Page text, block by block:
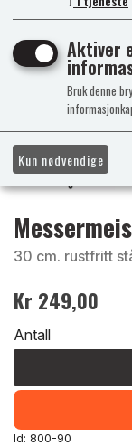
30 cm. rustfritt
Kr 249,00
Antall
Id: 800-90
Aktiver
Bruk denne
Kun nødvendige